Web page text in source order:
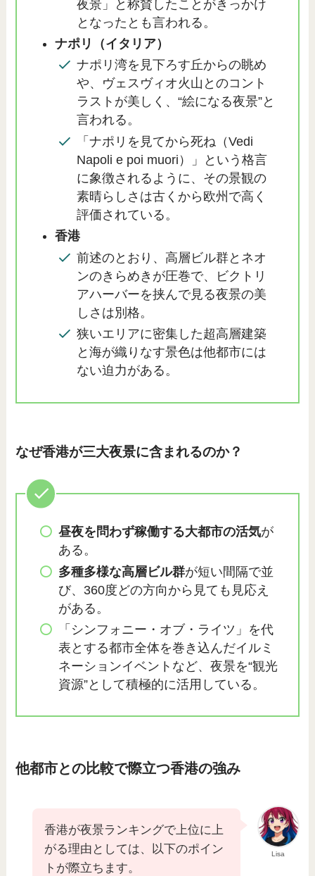
夜景」と称賛したことがきっかけ
となったとも言われる。
ナポリ（イタリア）
ナポリ湾を見下ろす丘からの眺め
や、ヴェスヴィオ火山とのコント
ラストが美しく、“絵になる夜景”と
言われる。
「ナポリを見てから死ね（Vedi
Napoli e poi muori）」という格言
に象徴されるように、その景観の
素晴らしさは古くから欧州で高く
評価されている。
香港
前述のとおり、高層ビル群とネオ
ンのきらめきが圧巻で、ビクトリ
アハーバーを挟んで見る夜景の美
しさは別格。
狭いエリアに密集した超高層建築
と海が織りなす景色は他都市には
ない迫力がある。
なぜ香港が三大夜景に含まれるのか？
昼夜を問わず稼働する大都市の活気が
ある。
多種多様な高層ビル群が短い間隔で並
び、360度どの方向から見ても見応え
がある。
「シンフォニー・オブ・ライツ」を代
表とする都市全体を巻き込んだイルミ
ネーションイベントなど、夜景を“観光
資源”として積極的に活用している。
他都市との比較で際立つ香港の強み
Lisa
香港が夜景ランキングで上位に上
がる理由としては、以下のポイン
トが際立ちます。